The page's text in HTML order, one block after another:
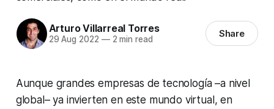
Arturo Villarreal Torres
29 Aug 2022 —2 min read Share
Aunque grandes empresas de tecnología –a nivel
global– ya invierten en este mundo virtual, en